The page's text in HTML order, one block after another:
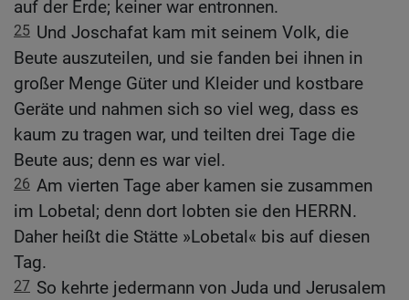
auf der Erde; keiner war entronnen.
25 Und Joschafat kam mit seinem Volk, die
Beute auszuteilen, und sie fanden bei ihnen in
großer Menge Güter und Kleider und kostbare
Geräte und nahmen sich so viel weg, dass es
kaum zu tragen war, und teilten drei Tage die
Beute aus; denn es war viel.
26 Am vierten Tage aber kamen sie zusammen
im Lobetal; denn dort lobten sie den HERRN.
Daher heißt die Stätte »Lobetal« bis auf diesen
Tag.
27 So kehrte jedermann von Juda und Jerusalem